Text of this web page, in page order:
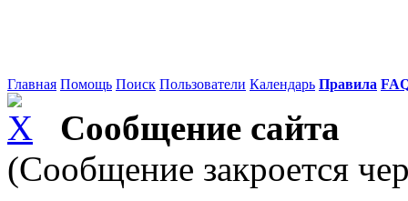
Главная Помощь Поиск Пользователи Календарь Правила
Сообщение сайта
(Сообщение закроется